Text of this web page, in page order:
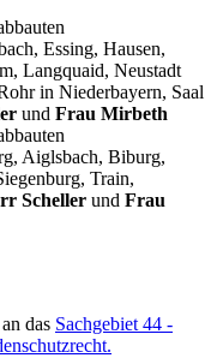
Essing, Hausen,
Langquaid, Neustadt
in Niederbayern, Saal
und Frau Mirbeth
Aiglsbach, Biburg,
Train,
Scheller und Frau
das Sachgebiet 44 -